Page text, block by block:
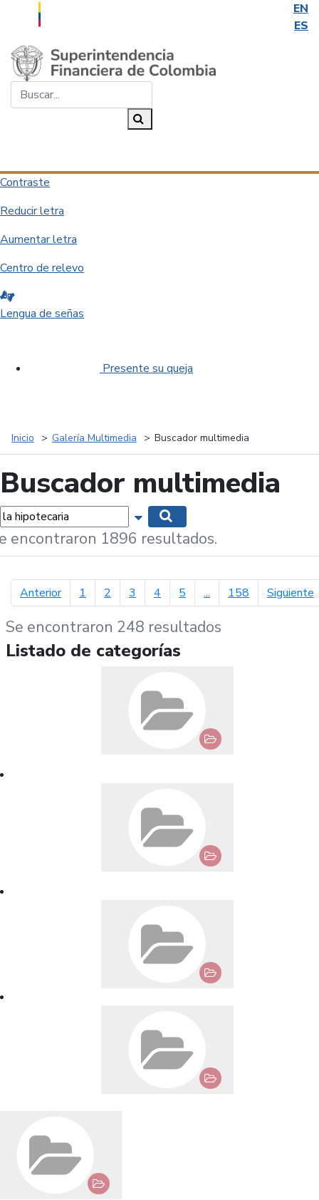
EN
ES
Saltar al contenido principal
Contraste
Reducir letra
Aumentar letra
Centro de relevo
Lengua de señas
Presente su queja
Inicio Galería Multimedia Buscador multimedia
Buscador multimedia
Mostrar opciones de búsqueda
encontraron 1896 resultados.
Anteriorpágina anterior
1 2 3 4 5 ... 158 Siguiente
Se encontraron 248 resultados
Listado de categorías